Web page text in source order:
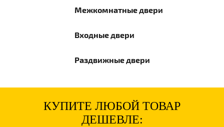
Межкомнатныедвери
Входныедвери
Раздвижныедвери
КУПИТЕ ЛЮБОЙ ТОВАР
ДЕШЕВЛЕ: